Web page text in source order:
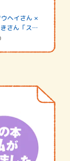
ヘイさん ×
さん「スペ